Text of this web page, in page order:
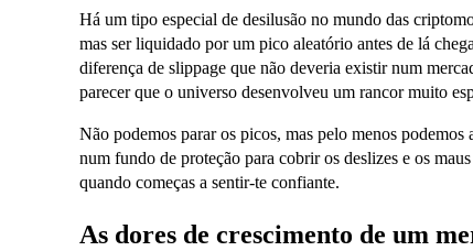
Há um tipo especial de desilusão no mundo das
mas ser liquidado por um pico aleatório antes de lá
diferença de slippage que não deveria existir num
parecer que o universo desenvolveu um rancor muito
Não podemos parar os picos, mas pelo menos
num fundo de proteção para cobrir os deslizes e os
quando começas a sentir-te confiante.
As dores de crescimento de um